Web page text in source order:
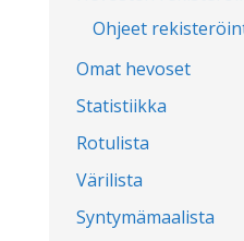
Ohjeet
Omat hevoset
Statistiikka
Rotulista
Värilista
Syntymämaalista